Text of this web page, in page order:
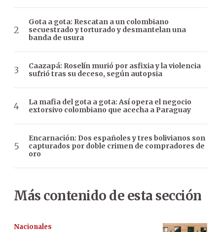
Gota a gota: Rescatan a un colombiano
secuestrado y torturado y desmantelan una
banda de usura
Caazapá: Roselín murió por asfixia y la violencia
sufrió tras su deceso, según autopsia
La mafia del gota a gota: Así opera el negocio
extorsivo colombiano que acecha a Paraguay
Encarnación: Dos españoles y tres bolivianos son
capturados por doble crimen de compradores de
oro
Más contenido de esta sección
Nacionales